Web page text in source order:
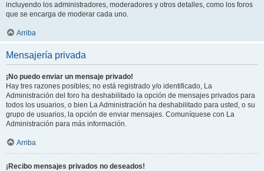
incluyendo los administradores, moderadores y otros detalles, como los foros
que se encarga de moderar cada uno.
Arriba
Mensajería privada
¡No puedo enviar un mensaje privado!
Hay tres razones posibles; no está registrado y/o identificado, La
Administración del foro ha deshabilitado la opción de mensajes privados para
todos los usuarios, o bien La Administración ha deshabilitado para usted, o su
grupo de usuarios, la opción de enviar mensajes. Comuníquese con La
Administración para más información.
Arriba
¡Recibo mensajes privados no deseados!